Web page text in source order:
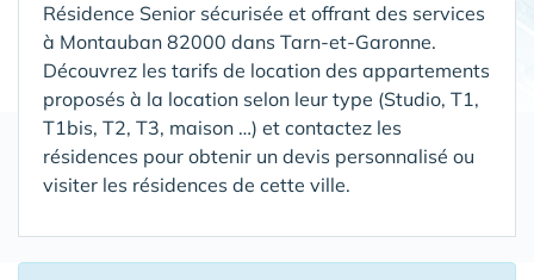
Résidence Senior sécurisée et offrant des services
à Montauban 82000 dans Tarn-et-Garonne.
Découvrez les tarifs de location des appartements
proposés à la location selon leur type (Studio, T1,
T1bis, T2, T3, maison …) et contactez les
résidences pour obtenir un devis personnalisé ou
visiter les résidences de cette ville.